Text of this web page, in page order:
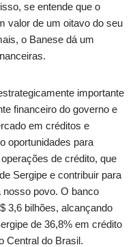
se entende que o
valor de um oitavo do seu
o Banese dá um
importante
financeiro do governo e
em créditos e
oportunidades para
de crédito, que
Sergipe e contribuir para
nosso povo. O banco
3,6 bilhões, alcançando
de 36,8% em crédito
Central do Brasil.